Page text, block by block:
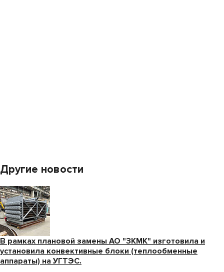
Другие новости
В рамках плановой замены АО "ЗКМК" изготовила и
установила конвективные блоки (теплообменные
аппараты) на УГТЭС.